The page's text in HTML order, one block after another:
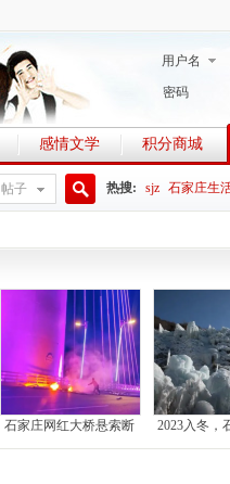
用户名
密码
感情文学 积分商城
帖子
索
热搜: sjz 石家庄生
石家庄网红大桥悬索断 2023入冬，